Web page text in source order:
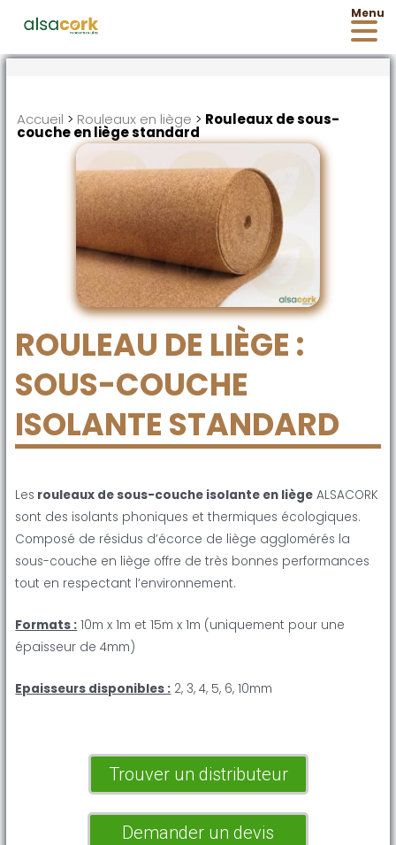
Accueil > Rouleaux en liège > Rouleaux de sous-
couche en liège standard
ROULEAU DE LIÈGE :
SOUS-COUCHE
ISOLANTE STANDARD
Les rouleaux de sous-couche isolante en liège ALSACORK
sont des isolants phoniques et thermiques écologiques.
Composé de résidus d’écorce de liège agglomérés la
sous-couche en liège offre de très bonnes performances
tout en respectant l’environnement.
Formats : 10m x 1m et 15m x 1m (uniquement pour une
épaisseur de 4mm)
Epaisseurs disponibles : 2, 3, 4, 5, 6, 10mm
Trouver un distributeur
Demander un devis